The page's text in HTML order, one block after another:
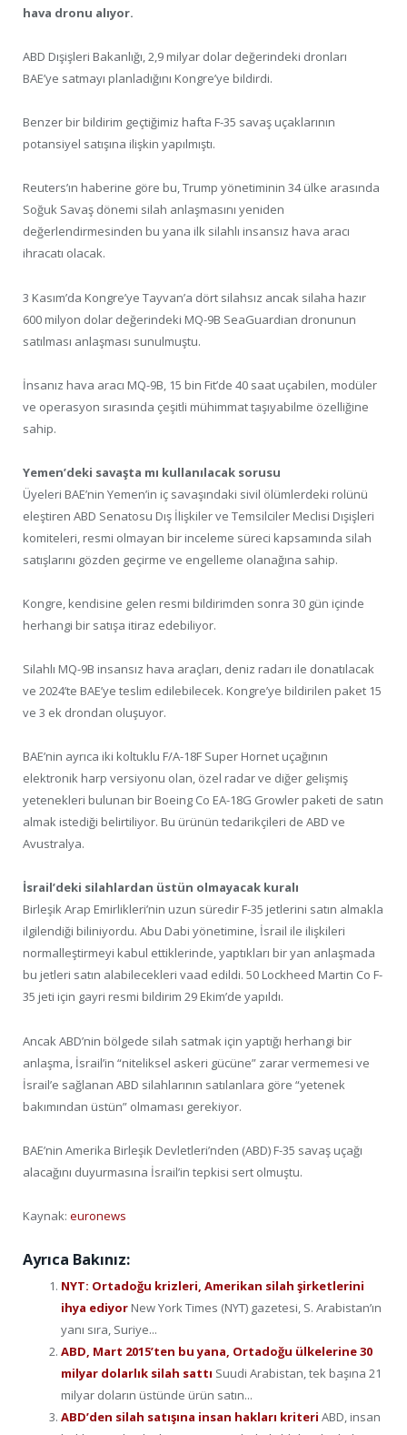
hava dronu alıyor.
ABD Dışişleri Bakanlığı, 2,9 milyar dolar değerindeki dronları
BAE’ye satmayı planladığını Kongre’ye bildirdi.
Benzer bir bildirim geçtiğimiz hafta F-35 savaş uçaklarının
potansiyel satışına ilişkin yapılmıştı.
Reuters’ın haberine göre bu, Trump yönetiminin 34 ülke arasında
Soğuk Savaş dönemi silah anlaşmasını yeniden
değerlendirmesinden bu yana ilk silahlı insansız hava aracı
ihracatı olacak.
3 Kasım’da Kongre’ye Tayvan’a dört silahsız ancak silaha hazır
600 milyon dolar değerindeki MQ-9B SeaGuardian dronunun
satılması anlaşması sunulmuştu.
İnsanız hava aracı MQ-9B, 15 bin Fit’de 40 saat uçabilen, modüler
ve operasyon sırasında çeşitli mühimmat taşıyabilme özelliğine
sahip.
Yemen’deki savaşta mı kullanılacak sorusu
Üyeleri BAE’nin Yemen’in iç savaşındaki sivil ölümlerdeki rolünü
eleştiren ABD Senatosu Dış İlişkiler ve Temsilciler Meclisi Dışişleri
komiteleri, resmi olmayan bir inceleme süreci kapsamında silah
satışlarını gözden geçirme ve engelleme olanağına sahip.
Kongre, kendisine gelen resmi bildirimden sonra 30 gün içinde
herhangi bir satışa itiraz edebiliyor.
Silahlı MQ-9B insansız hava araçları, deniz radarı ile donatılacak
ve 2024’te BAE’ye teslim edilebilecek. Kongre’ye bildirilen paket 15
ve 3 ek drondan oluşuyor.
BAE’nin ayrıca iki koltuklu F/A-18F Super Hornet uçağının
elektronik harp versiyonu olan, özel radar ve diğer gelişmiş
yetenekleri bulunan bir Boeing Co EA-18G Growler paketi de satın
almak istediği belirtiliyor. Bu ürünün tedarikçileri de ABD ve
Avustralya.
İsrail’deki silahlardan üstün olmayacak kuralı
Birleşik Arap Emirlikleri’nin uzun süredir F-35 jetlerini satın almakla
ilgilendiği biliniyordu. Abu Dabi yönetimine, İsrail ile ilişkileri
normalleştirmeyi kabul ettiklerinde, yaptıkları bir yan anlaşmada
bu jetleri satın alabilecekleri vaad edildi. 50 Lockheed Martin Co F-
35 jeti için gayri resmi bildirim 29 Ekim’de yapıldı.
Ancak ABD’nin bölgede silah satmak için yaptığı herhangi bir
anlaşma, İsrail’in “niteliksel askeri gücüne” zarar vermemesi ve
İsrail’e sağlanan ABD silahlarının satılanlara göre “yetenek
bakımından üstün” olmaması gerekiyor.
BAE’nin Amerika Birleşik Devletleri’nden (ABD) F-35 savaş uçağı
alacağını duyurmasına İsrail’in tepkisi sert olmuştu.
Kaynak: euronews
Ayrıca Bakınız:
NYT: Ortadoğu krizleri, Amerikan silah şirketlerini
ihya ediyor New York Times (NYT) gazetesi, S. Arabistan’ın
yanı sıra, Suriye...
ABD, Mart 2015’ten bu yana, Ortadoğu ülkelerine 30
milyar dolarlık silah sattı Suudi Arabistan, tek başına 21
milyar doların üstünde ürün satın...
ABD’den silah satışına insan hakları kriteri ABD, insan